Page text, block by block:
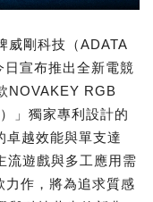
威剛科技（ADATA
宣布推出全新電競
NOVAKEY RGB
」獨家專利設計的
越效能與單支達
流遊戲與多工應用需
作，將為追求質感